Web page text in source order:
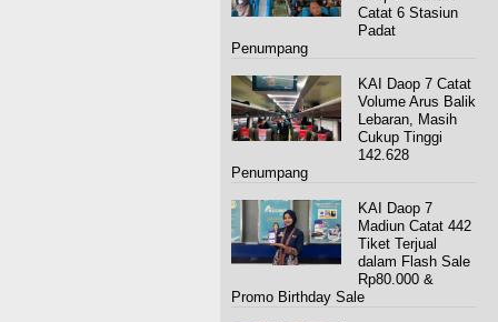
Catat 6 Stasiun
Padat
Penumpang
KAI Daop 7 Catat
Volume Arus Balik
Lebaran, Masih
Cukup Tinggi
142.628
Penumpang
KAI Daop 7
Madiun Catat 442
Tiket Terjual
dalam Flash Sale
Rp80.000 &
Promo Birthday Sale